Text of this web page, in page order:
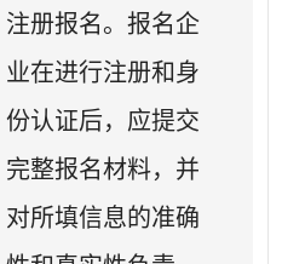
注册报名。报名企
业在进行注册和身
份认证后，应提交
完整报名材料，并
对所填信息的准确